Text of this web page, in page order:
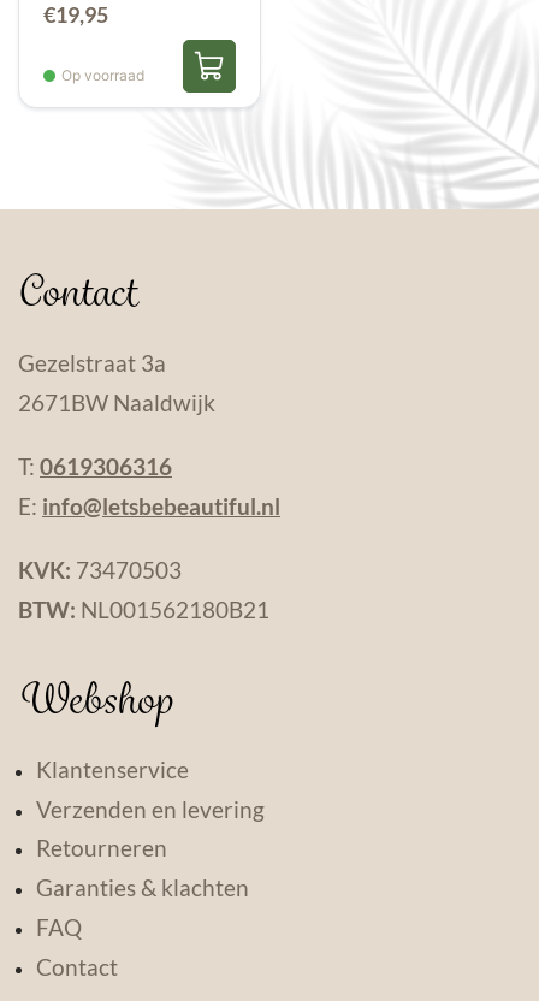
€19,95
Op voorraad
Contact
Gezelstraat 3a
2671BW Naaldwijk
T: 0619306316
E: info@letsbebeautiful.nl
KVK: 73470503
BTW: NL001562180B21
Webshop
Klantenservice
Verzenden en levering
Retourneren
Garanties & klachten
FAQ
Contact